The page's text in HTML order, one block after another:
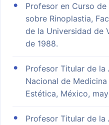
Profesor en Curso
sobre Rinoplastia,
de la Universidad de
de 1988.
Profesor Titular de la
Nacional de
Estética, México,
Profesor Titular de la